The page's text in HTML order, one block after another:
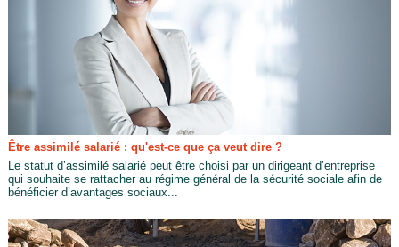
Être assimilé salarié : qu'est-ce que ça veut dire ?
Le statut d’assimilé salarié peut être choisi par un dirigeant d’entreprise
qui souhaite se rattacher au régime général de la sécurité sociale afin de
bénéficier d’avantages sociaux...